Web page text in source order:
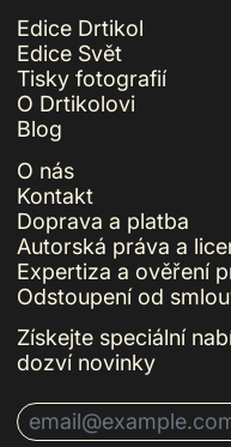
Edice Drtikol
Edice Svět
Tisky fotografií
O Drtikolovi
Blog
O nás
Kontakt
Doprava a platba
Autorská práva a
Expertiza a ověření
Odstoupení od
Získejte speciální
dozví novinky
E-mailová adresa